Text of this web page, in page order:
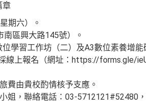
章
期六）。
區興大路145號）。
學習工作坊（二）及A3數位素養增能
線上報名（網址：https://forms.gle/
費由貴校酌情核予支應。
姐，聯絡電話：03-5712121#52480，